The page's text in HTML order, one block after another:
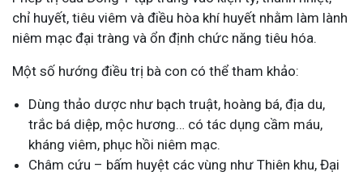
chỉ huyết, tiêu viêm và điều hòa khí huyết nhằm làm lành
niêm mạc đại tràng và ổn định chức năng tiêu hóa.
Một số hướng điều trị bà con có thể tham khảo:
Dùng thảo dược như bạch truật, hoàng bá, địa du,
trắc bá diệp, mộc hương… có tác dụng cầm máu,
kháng viêm, phục hồi niêm mạc.
Châm cứu – bấm huyệt các vùng như Thiên khu, Đại